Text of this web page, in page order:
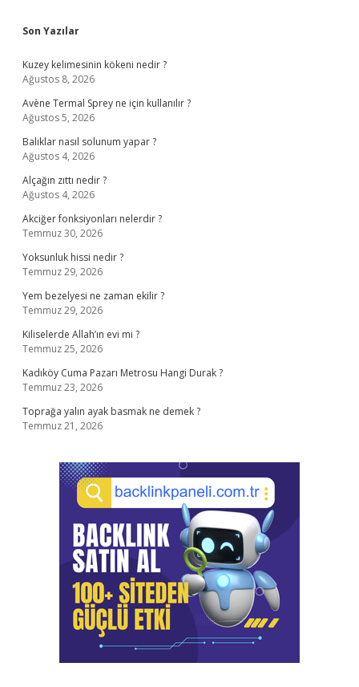
Sidebar
Son Yazılar
Kuzey kelimesinin kökeni nedir ?
Ağustos 8, 2026
Avène Termal Sprey ne için kullanılır ?
Ağustos 5, 2026
Balıklar nasıl solunum yapar ?
Ağustos 4, 2026
Alçağın zıttı nedir ?
Ağustos 4, 2026
Akciğer fonksiyonları nelerdir ?
Temmuz 30, 2026
Yoksunluk hissi nedir ?
Temmuz 29, 2026
Yem bezelyesi ne zaman ekilir ?
Temmuz 29, 2026
Kiliselerde Allah’ın evi mi ?
Temmuz 25, 2026
Kadıköy Cuma Pazarı Metrosu Hangi Durak ?
Temmuz 23, 2026
Toprağa yalın ayak basmak ne demek ?
Temmuz 21, 2026